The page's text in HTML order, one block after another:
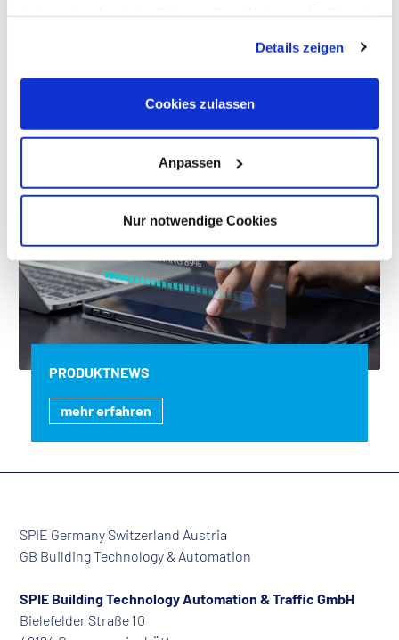
Verarbeitung Ihrer Daten in den USA ein. Alle weiteren
Informationen zu Cookies finden Sie in unseren
Datenschutzhinweisen.
Details zeigen
Cookies zulassen
Anpassen
Nur notwendige Cookies
PRODUKTNEWS
mehr erfahren
SPIE Germany Switzerland Austria
GB Building Technology & Automation
SPIE Building Technology Automation & Traffic GmbH
Bielefelder Straße 10